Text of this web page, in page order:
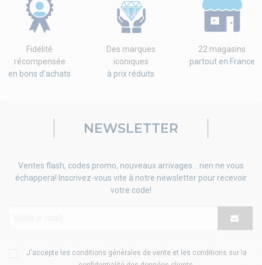
Fidélité
récompensée
en bons d'achats
Des marques
iconiques
à prix réduits
22 magasins
partout en France
NEWSLETTER
Ventes flash, codes promo, nouveaux arrivages... rien ne vous
échappera! Inscrivez-vous vite à notre newsletter pour recevoir
votre code!
J'accepte les conditions générales de vente et les conditions sur la